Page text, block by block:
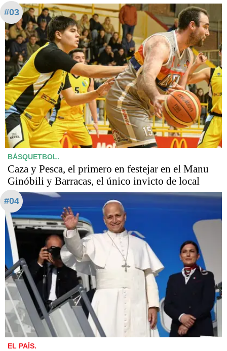
#03
BÁSQUETBOL.
Caza y Pesca, el primero en festejar en el Manu
Ginóbili y Barracas, el único invicto de local
#04
EL PAÍS.